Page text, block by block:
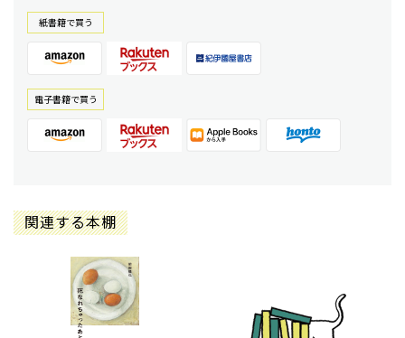
紙書籍で買う
電⼦書籍で買う
関連する本棚